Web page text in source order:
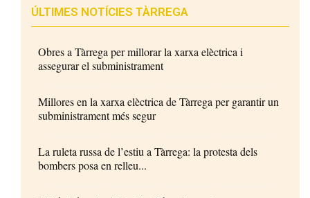
ÚLTIMES NOTÍCIES TÀRREGA
Obres a Tàrrega per millorar la xarxa elèctrica i
assegurar el subministrament
Millores en la xarxa elèctrica de Tàrrega per garantir un
subministrament més segur
La ruleta russa de l’estiu a Tàrrega: la protesta dels
bombers posa en relleu...